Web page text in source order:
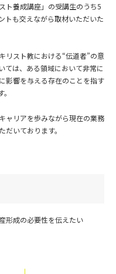
ト養成講座」の受講生のうち5
トも交えながら取材いただいた
リスト教における“伝道者”の意
ては、ある領域において非常に
影響を与える存在のことを指す
ャリアを歩みながら現在の業務
いております。
形成の必要性を伝えたい